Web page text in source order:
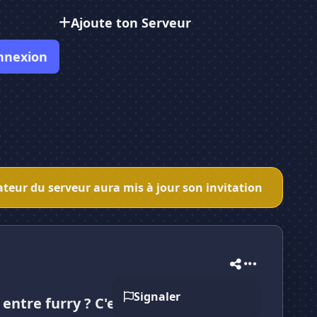
Ajoute ton Serveur
du serveur aura mis à jour son invitation
Signaler
furry ? C'est ici ! ✨